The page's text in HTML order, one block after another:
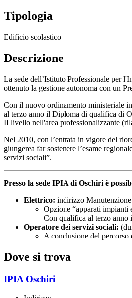
Tipologia
Edificio scolastico
Descrizione
La sede dell’Istituto Professionale per
ottenuto la gestione autonoma con un
Con il nuovo ordinamento ministeriale
al terzo anno il Diploma di qualifica di
II livello nell'area professionalizzante
Nel 2010, con l’entrata in vigore del
giungerea far sostenere l’esame
servizi sociali”.
Presso la sede IPIA di Oschiri è
Elettrico: indirizzo Manutenzione
Opzione “apparati impianti
Con qualifica al terzo anno
Operatore dei servizi sociali:
A conclusione del
Dove si trova
IPIA Oschiri